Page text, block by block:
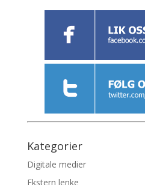
Kategorier
Digitale medier
Ekstern lenke